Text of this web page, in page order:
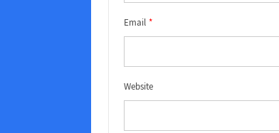
Email*
Website